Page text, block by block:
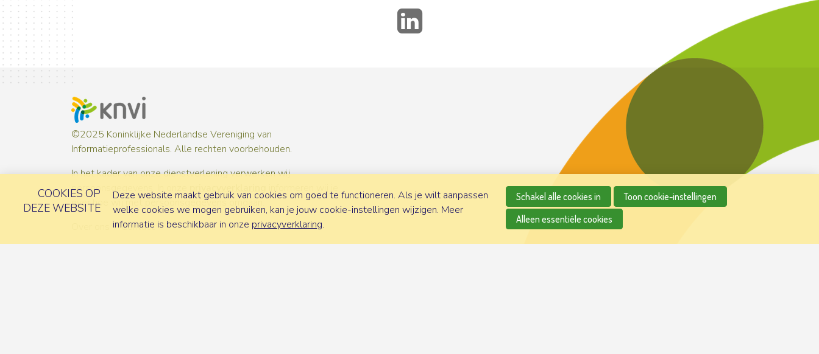
©2025 Koninklijke Nederlandse Vereniging van
Informatieprofessionals. Alle rechten voorbehouden.
In het kader van onze dienstverlening verwerken wij
persoonsgegevens. In onze
over hoe wij met persoonsgegevens omgaan.
Contact
COOKIES OP
DEZE WEBSITE
Deze website maakt gebruik van cookies om goed te functioneren. Als je wilt aanpassen
welke cookies we mogen gebruiken, kan je jouw cookie-instellingen wijzigen. Meer
informatie is beschikbaar in onze privacyverklaring.
Schakel alle cookies in
Toon cookie-instellingen
Alleen essentiële cookies